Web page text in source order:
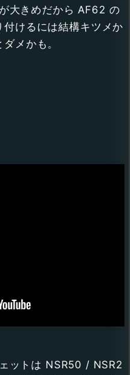
大きめだから AF62 の
けるには結構キツメか
メかも。
ットは NSR50 / NSR2